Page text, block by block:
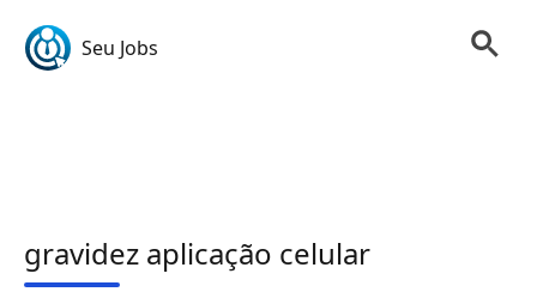
Seu Jobs
gravidez aplicação celular